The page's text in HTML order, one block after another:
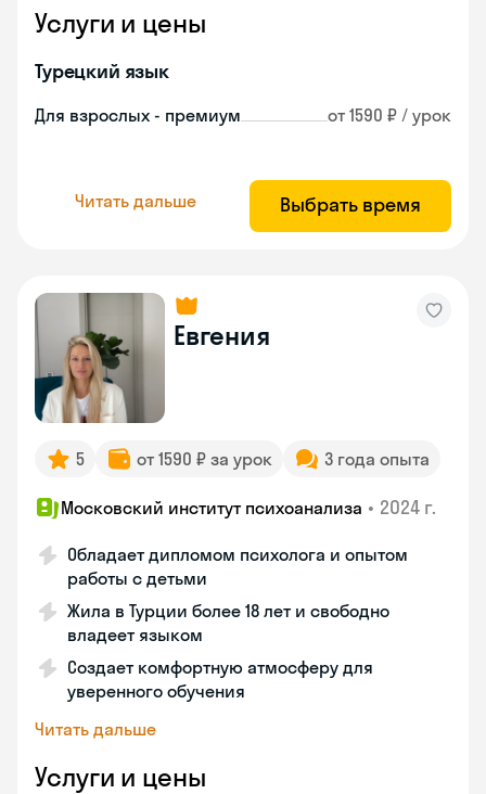
Услуги и цены
Турецкий язык
Для взрослых - премиум от 1590 ₽ / урок
Читать дальше Выбрать время
Евгения
5 от 1590 ₽ за урок 3 года опыта
Московский институт психоанализа • 2024 г.
Обладает дипломом психолога и опытом
работы с детьми
Жила в Турции более 18 лет и свободно
владеет языком
Создает комфортную атмосферу для
уверенного обучения
Читать дальше
Услуги и цены